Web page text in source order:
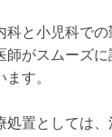
科と小児科で
師がスムーズ
す。
処置としては